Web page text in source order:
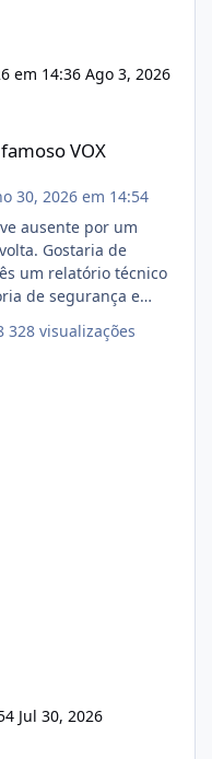
em 14:36 Ago 3, 2026
VOX
30, 2026 em 14:54
ausente por um
Gostaria de
um relatório técnico
de segurança e
e comercialização
328 visualizações
Jul 30, 2026